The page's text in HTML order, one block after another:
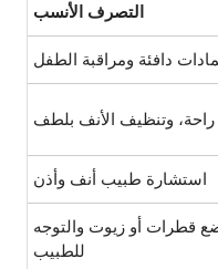
التصرف الأنسب
دافئة ومراقبة الطفل
وتنظيف الأنف بلطف
استشارة طبيب أنف وأذن
قطرات أو زيوت والتوجه
للطبيب